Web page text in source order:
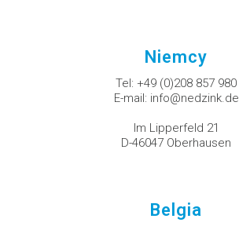
Niemcy
Tel: +49 (0)208 857 980
E-mail: info@nedzink.de
Im Lipperfeld 21
D-46047 Oberhausen
Belgia